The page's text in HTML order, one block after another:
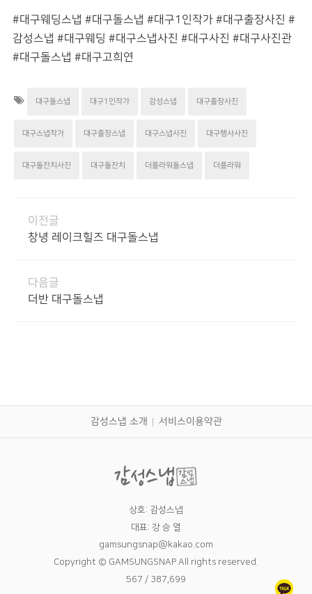
#대구웨딩스냅 #대구돌스냅 #대구1인작가 #대구출장사진 #
감성스냅 #대구웨딩 #대구스냅사진 #대구사진 #대구사진관
#대구돌스냅 #대구고희연
대구돌스냅 대구1인작가 감성스냅 대구출장사진
대구스냅작가 대구출장스냅 대구스냅사진 대구행사사진
대구돌잔치사진 대구돌잔치 더플라워돌스냅 더플라워
이전글
창녕 레이크힐즈 대구돌스냅
다음글
더반 대구돌스냅
감성스냅 소개 서비스이용약관
상호: 감성스냅
대표: 강 승 열
gamsungsnap@kakao.com
Copyright © GAMSUNGSNAP All rights reserved.
567 / 387,699